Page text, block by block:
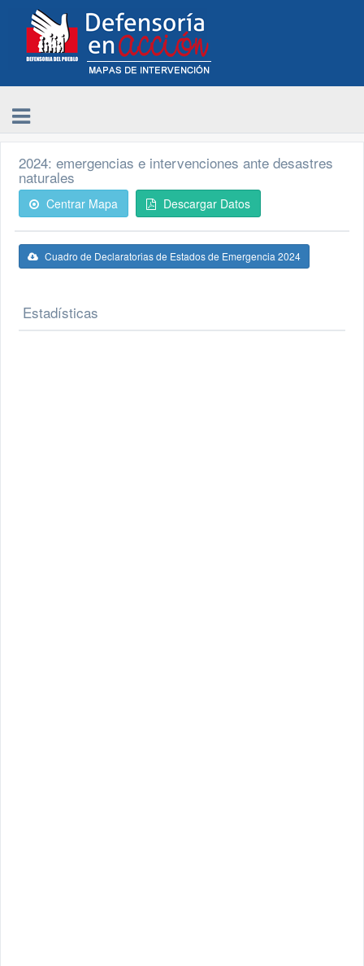
2024: emergencias e intervenciones ante desastres
naturales
Centrar Mapa Descargar Datos
Cuadro de Declaratorias de Estados de Emergencia 2024
Estadísticas